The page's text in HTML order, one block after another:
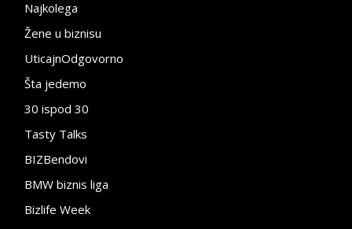
Najkolega
Žene u biznisu
UticajnOdgovorno
Šta jedemo
30 ispod 30
Tasty Talks
BIZBendovi
BMW biznis liga
Bizlife Week